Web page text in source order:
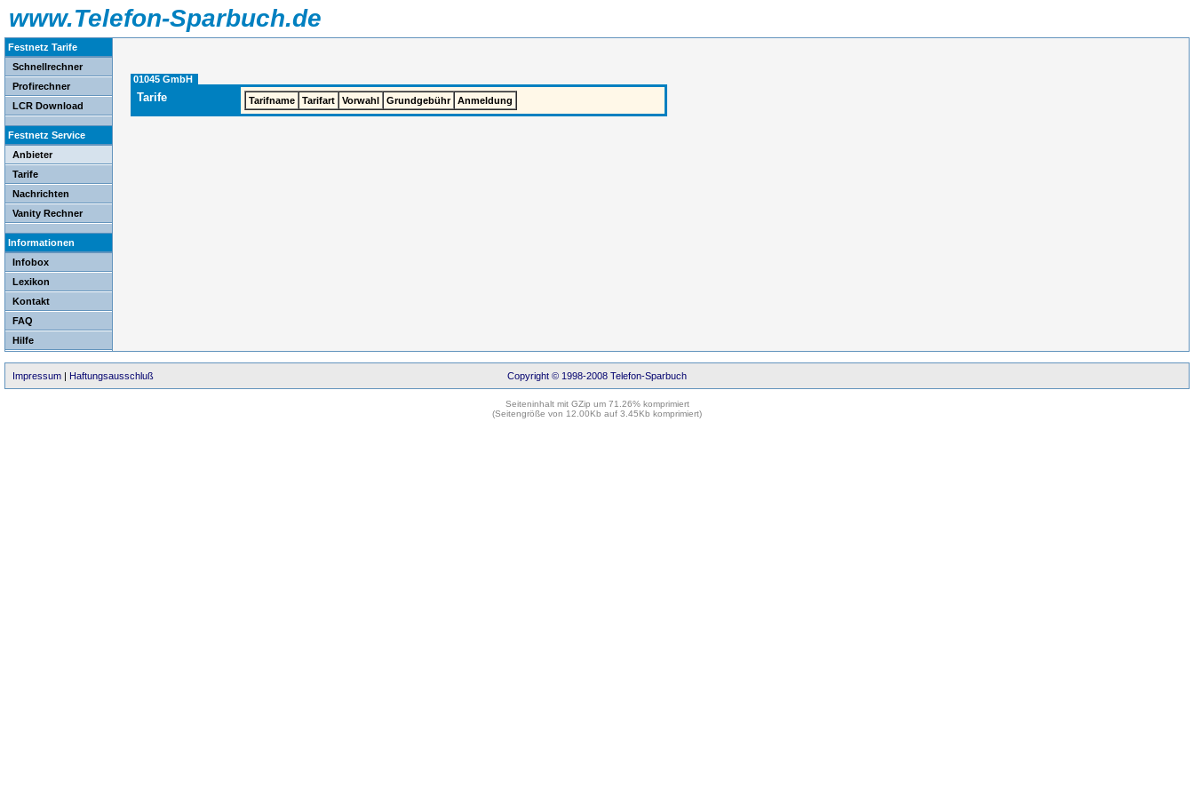
www.Telefon-Sparbuch.de
Festnetz Tarife
Schnellrechner
Profirechner
LCR Download
Festnetz Service
Anbieter
Tarife
Nachrichten
Vanity Rechner
Informationen
Infobox
Lexikon
Kontakt
FAQ
Hilfe
01045 GmbH
Tarife Tarifname Tarifart Vorwahl Grundgebühr Anmeldung
Impressum | Haftungsausschluß Copyright © 1998-2008 Telefon-Sparbuch
Seiteninhalt mit GZip um 71.26% komprimiert
(Seitengröße von 12.00Kb auf 3.45Kb komprimiert)